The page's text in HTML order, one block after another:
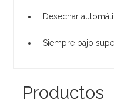
Desechar
Siempre bajo
Productos